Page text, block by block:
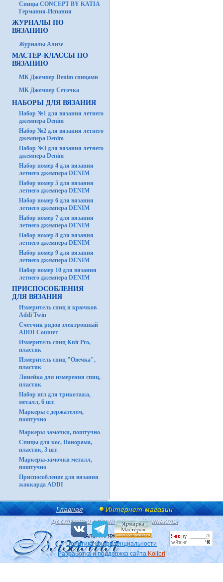
Спицы CONCEPT BY KATIA
Германия-Испания
ЖУРНАЛЫ ПО
ВЯЗАНИЮ
Журналы Ализе
МАСТЕР-КЛАССЫ ПО
ВЯЗАНИЮ
МК Джемпер Denim спицами
МК Джемпер Сеточка
НАБОРЫ ДЛЯ ВЯЗАНИЯ
Набор №1 для вязания летнего
джемпера Denim
Набор №2 для вязания летнего
джемпера Denim
Набор №3 для вязания летнего
джемпера Denim
Набор номер 4 для вязания
летнего джемпера DENIM
Набор номер 5 для вязания
летнего джемпера DENIM
Набор номер 6 для вязания
летнего джемпера DENIM
Набор номер 7 для вязания
летнего джемпера DENIM
Набор номер 8 для вязания
летнего джемпера DENIM
Набор номер 9 для вязания
летнего джемпера DENIM
Набор номер 10 для вязания
летнего джемпера DENIM
ПРИСПОСОБЛЕНИЯ
ДЛЯ ВЯЗАНИЯ
Измеритель спиц и крючков
Addi Twin
Счетчик рядов электронный
ADDI Counter
Измеритель спиц Knit Pro,
пластик
Измеритель спиц "Овечка",
пластик
Линейка для измерения спиц,
пластик
Набор игл для трикотажа,
металл, 6 шт.
Маркеры с держателем,
поштучно
Маркеры-замочки, поштучно
Спицы для кос, Панорама,
пластик, 3 шт.
Маркеры-замочки металл,
поштучно
Приспособление для вязания
жаккарда ADDI
Главная
Интернет-магазин
Доставка и оплата
Контакты
Политика конфиденциальности
Разработка и поддержка сайта Kolibri